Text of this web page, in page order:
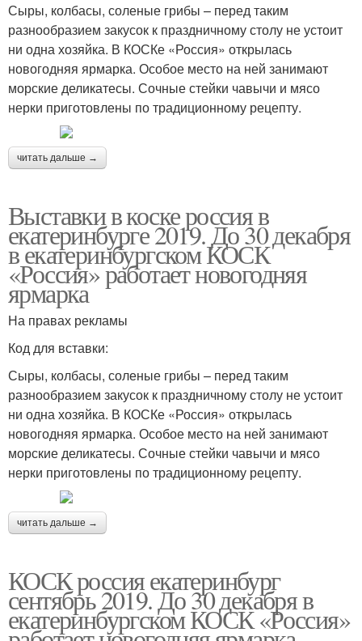
Сыры, колбасы, соленые грибы – перед таким
разнообразием закусок к праздничному столу не устоит
ни одна хозяйка. В КОСКе «Россия» открылась
новогодняя ярмарка. Особое место на ней занимают
морские деликатесы. Сочные стейки чавычи и мясо
нерки приготовлены по традиционному рецепту.
читать дальше →
Выставки в коске россия в
екатеринбурге 2019. До 30 декабря
в екатеринбургском КОСК
«Россия» работает новогодняя
ярмарка
На правах рекламы
Код для вставки:
Сыры, колбасы, соленые грибы – перед таким
разнообразием закусок к праздничному столу не устоит
ни одна хозяйка. В КОСКе «Россия» открылась
новогодняя ярмарка. Особое место на ней занимают
морские деликатесы. Сочные стейки чавычи и мясо
нерки приготовлены по традиционному рецепту.
читать дальше →
КОСК россия екатеринбург
сентябрь 2019. До 30 декабря в
екатеринбургском КОСК «Россия»